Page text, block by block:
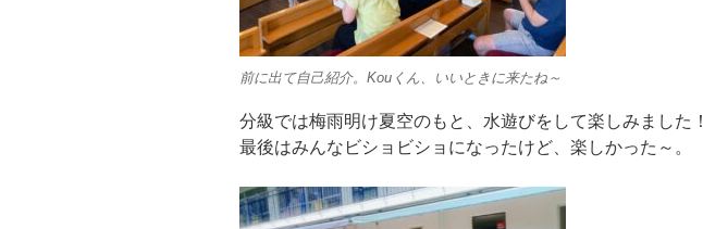
前に出て自己紹介。Kouくん、いいときに来たね～
分級では梅雨明け夏空のもと、水遊びをして楽しみました！
最後はみんなビショビショになったけど、楽しかった～。